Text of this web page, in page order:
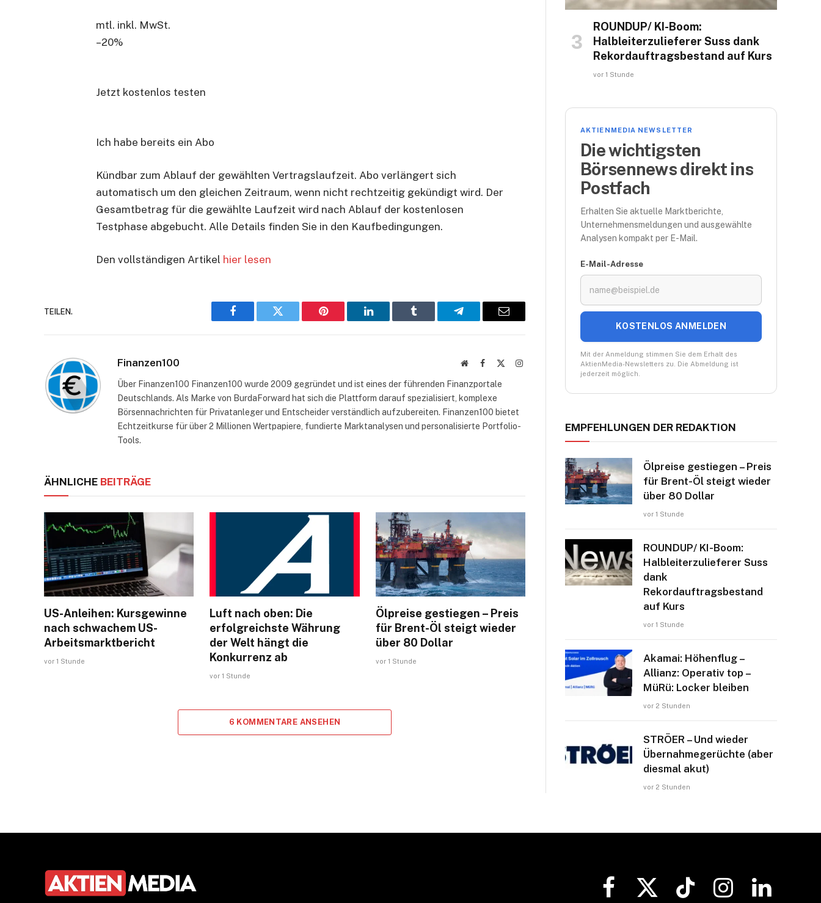
mtl. inkl. MwSt.
–20%
Jetzt kostenlos testen
Ich habe bereits ein Abo
Kündbar zum Ablauf der gewählten Vertragslaufzeit. Abo verlängert sich
automatisch um den gleichen Zeitraum, wenn nicht rechtzeitig gekündigt wird. Der
Gesamtbetrag für die gewählte Laufzeit wird nach Ablauf der kostenlosen
Testphase abgebucht. Alle Details finden Sie in den Kaufbedingungen.
Den vollständigen Artikel hier lesen
TEILEN.
Facebook Twitter Pinterest LinkedIn Tumblr Telegram E-
Finanzen100 WebsiteFacebook Instagram
Über Finanzen100 Finanzen100 wurde 2009 gegründet und ist eines der führenden Finanzportale
Deutschlands. Als Marke von BurdaForward hat sich die Plattform darauf spezialisiert, komplexe
Börsennachrichten für Privatanleger und Entscheider verständlich aufzubereiten. Finanzen100 bietet
Echtzeitkurse für über 2 Millionen Wertpapiere, fundierte Marktanalysen und personalisierte Portfolio-
Tools.
ÄHNLICHE BEITRÄGE
US-Anleihen: Kursgewinne
nach schwachem US-
Arbeitsmarktbericht
vor 1 Stunde
Luft nach oben: Die
erfolgreichste Währung
der Welt hängt die
Konkurrenz ab
vor 1 Stunde
Ölpreise gestiegen – Preis
für Brent-Öl steigt wieder
über 80 Dollar
vor 1 Stunde
6 KOMMENTARE ANSEHEN
ROUNDUP/ KI-Boom:
Halbleiterzulieferer Suss dank
Rekordauftragsbestand auf Kurs
vor 1 Stunde
AKTIENMEDIA NEWSLETTER
Die wichtigsten
Börsennews direkt ins
Postfach
Erhalten Sie aktuelle Marktberichte,
Unternehmensmeldungen und ausgewählte
Analysen kompakt per E-Mail.
E-Mail-Adresse
KOSTENLOS ANMELDEN
Mit der Anmeldung stimmen Sie dem Erhalt des
AktienMedia-Newsletters zu. Die Abmeldung ist
jederzeit möglich.
EMPFEHLUNGEN DER REDAKTION
Ölpreise gestiegen – Preis
für Brent-Öl steigt wieder
über 80 Dollar
vor 1 Stunde
ROUNDUP/ KI-Boom:
Halbleiterzulieferer Suss
dank
Rekordauftragsbestand
auf Kurs
vor 1 Stunde
Akamai: Höhenflug –
Allianz: Operativ top –
MüRü: Locker bleiben
vor 2 Stunden
STRÖER – Und wieder
Übernahmegerüchte (aber
diesmal akut)
vor 2 Stunden
FacebookX
TikTok InstagramLinkedIn